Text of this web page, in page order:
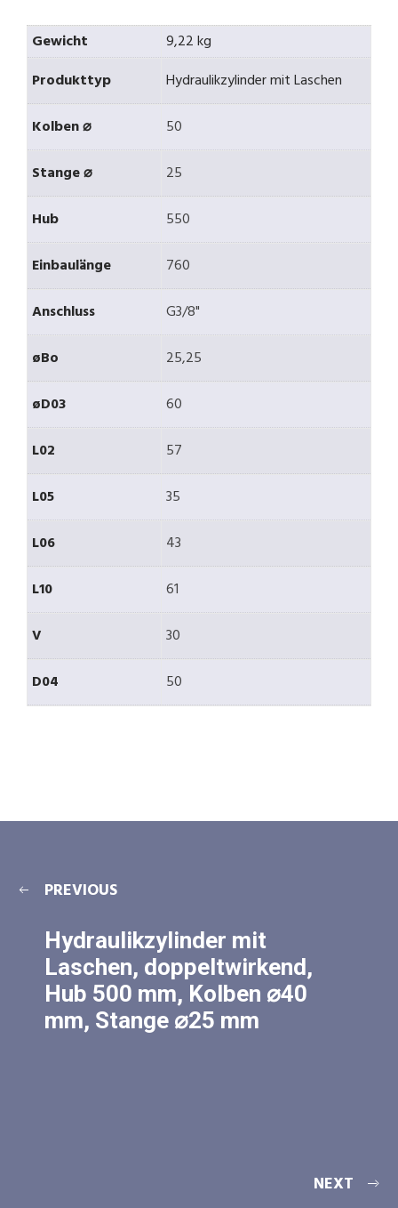
Gewicht
9,22 kg
Produkttyp
Hydraulikzylinder mit Laschen
Kolben ⌀
50
Stange ⌀
25
Hub
550
Einbaulänge
760
Anschluss
G3/8"
øBo
25,25
øD03
60
L02
57
L05
35
L06
43
L10
61
V
30
D04
50
PREVIOUS
Hydraulikzylinder mit
Laschen, doppeltwirkend,
Hub 500 mm, Kolben ⌀40
mm, Stange ⌀25 mm
NEXT